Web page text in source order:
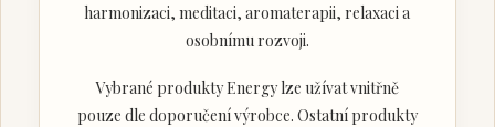
harmonizaci, meditaci, aromaterapii, relaxaci a
osobnímu rozvoji.
Vybrané produkty Energy lze užívat vnitřně
pouze dle doporučení výrobce. Ostatní produkty